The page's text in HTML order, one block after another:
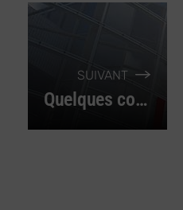
SUIVANT
Quelques conseils pour bien choisir un compresseur professionnel